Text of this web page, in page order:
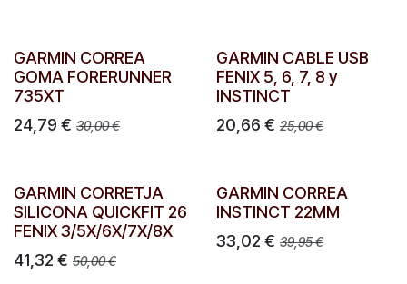
GARMIN CORREA
GOMA FORERUNNER
735XT
24,79 € 30,00€
GARMIN CABLE USB
FENIX 5, 6, 7, 8 y
INSTINCT
20,66 € 25,00€
GARMIN CORRETJA
SILICONA QUICKFIT 26
FENIX 3/5X/6X/7X/8X
41,32 € 50,00€
GARMIN CORREA
INSTINCT 22MM
33,02 € 39,95€